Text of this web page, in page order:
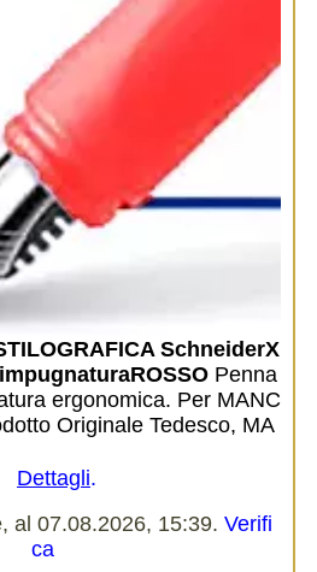
SchneiderX
Penna
ergonomica. Per MANC
Originale Tedesco, MA
Dettagli.
al 07.08.2026, 15:39. Verifi
ca